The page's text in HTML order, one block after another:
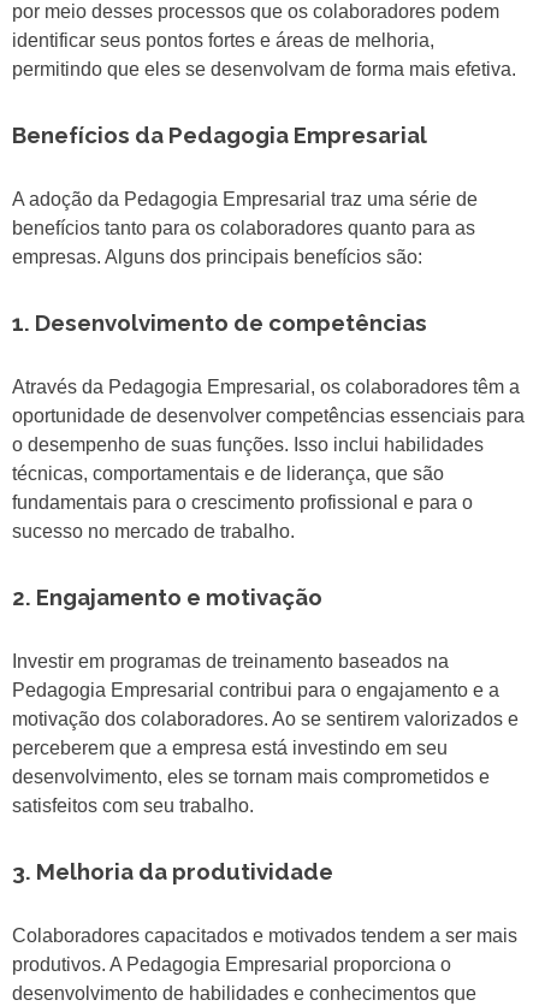
por meio desses processos que os colaboradores podem
identificar seus pontos fortes e áreas de melhoria,
permitindo que eles se desenvolvam de forma mais efetiva.
Benefícios da Pedagogia Empresarial
A adoção da Pedagogia Empresarial traz uma série de
benefícios tanto para os colaboradores quanto para as
empresas. Alguns dos principais benefícios são:
1. Desenvolvimento de competências
Através da Pedagogia Empresarial, os colaboradores têm a
oportunidade de desenvolver competências essenciais para
o desempenho de suas funções. Isso inclui habilidades
técnicas, comportamentais e de liderança, que são
fundamentais para o crescimento profissional e para o
sucesso no mercado de trabalho.
2. Engajamento e motivação
Investir em programas de treinamento baseados na
Pedagogia Empresarial contribui para o engajamento e a
motivação dos colaboradores. Ao se sentirem valorizados e
perceberem que a empresa está investindo em seu
desenvolvimento, eles se tornam mais comprometidos e
satisfeitos com seu trabalho.
3. Melhoria da produtividade
Colaboradores capacitados e motivados tendem a ser mais
produtivos. A Pedagogia Empresarial proporciona o
desenvolvimento de habilidades e conhecimentos que